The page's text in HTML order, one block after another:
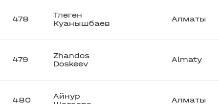
478
Тлеген
Куанышбаев
Алматы
479
Zhandos
Doskeev
Almaty
480
Айнур
Алматы